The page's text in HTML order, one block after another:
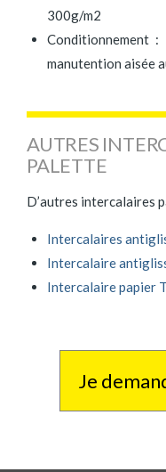
300g/m2
Conditionnement
manutention aisée
AUTRES
PALETTE
D’autres intercalaires
Intercalaires
Intercalaire
Intercalaire papier
Je